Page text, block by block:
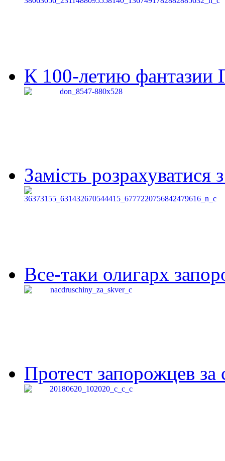
К 100-летию фантазии
Замість
Все-таки олигарх
Протест запорожцев за